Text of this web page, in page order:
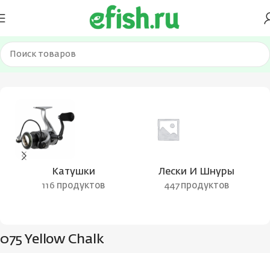
Главная Товар Цвет воблера 075 Yellow Chalk
Катушки
116 продуктов
Лески И Шнуры
447 продуктов
075 Yellow Chalk